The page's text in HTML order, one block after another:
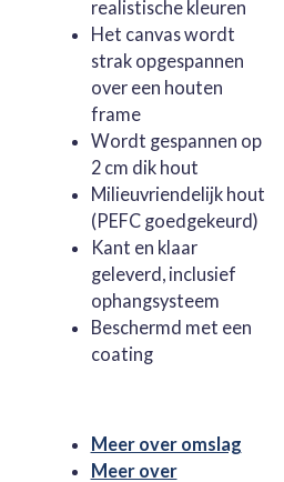
realistische kleuren
Het canvas wordt
strak opgespannen
over een houten
frame
Wordt gespannen op
2 cm dik hout
Milieuvriendelijk hout
(PEFC goedgekeurd)
Kant en klaar
geleverd, inclusief
ophangsysteem
Beschermd met een
coating
Meer over omslag
Meer over